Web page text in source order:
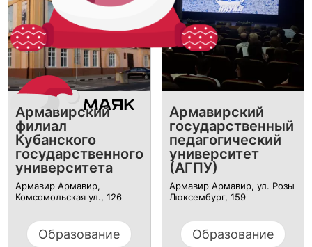
Армавирский
филиал
Кубанского
государственного
университета
Армавир Армавир,
Комсомольская ул., 126
Образование
Армавирский
государственный
педагогический
университет
(АГПУ)
Армавир Армавир, ул. Розы
Люксембург, 159
Образование